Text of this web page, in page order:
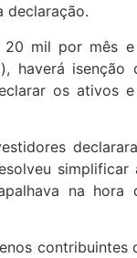
declaração.
20 mil por mês
haverá isenção
os ativos
simplificar
na hora
contribuintes